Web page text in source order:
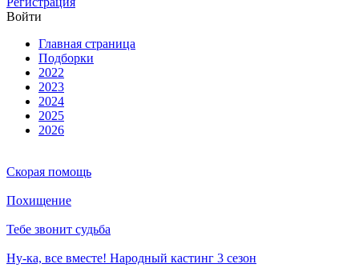
Вой­ти
Глав­ная стра­ни­ца
Подборки
2022
2023
2024
2025
2026
Скорая помощь
Похищение
Тебе звонит судьба
Ну-ка, все вместе! Народный кастинг 3 сезон